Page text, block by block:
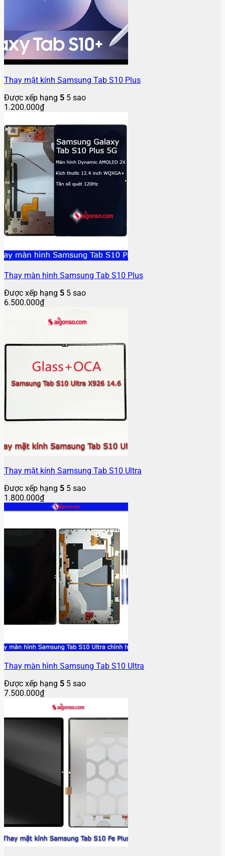
Thay mặt kính Samsung Tab S10 Plus
Được xếp hạng 5 5 sao
1.200.000₫
Thay màn hình Samsung Tab S10 Plus
Được xếp hạng 5 5 sao
6.500.000₫
Thay mặt kính Samsung Tab S10 Ultra
Được xếp hạng 5 5 sao
1.800.000₫
Thay màn hình Samsung Tab S10 Ultra
Được xếp hạng 5 5 sao
7.500.000₫